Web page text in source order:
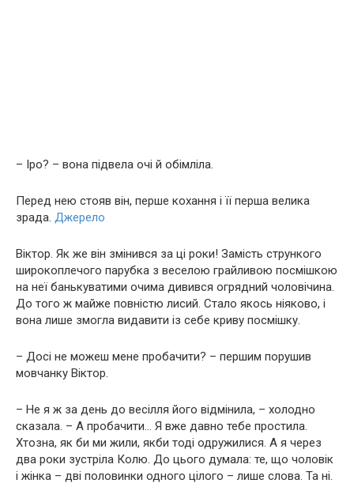
– Іро? – вона підвела очі й обімліла.
Перед нею стояв він, перше кохання і її перша велика
зрада. Джерело
Віктор. Як же він змінився за ці роки! Замість стрункого
широкоплечого парубка з веселою грайливою посмішкою
на неї банькуватими очима дивився огрядний чоловічина.
До того ж майже повністю лисий. Стало якось ніяково, і
вона лише змогла видавити із себе криву посмішку.
– Досі не можеш мене пробачити? – першим порушив
мовчанку Віктор.
– Не я ж за день до весілля його відмінила, – холодно
сказала. – А пробачити… Я вже давно тебе простила.
Хтозна, як би ми жили, якби тоді одружилися. А я через
два роки зустріла Колю. До цього думала: те, що чоловік
і жінка – дві половинки одного цілого – лише слова. Та ні.